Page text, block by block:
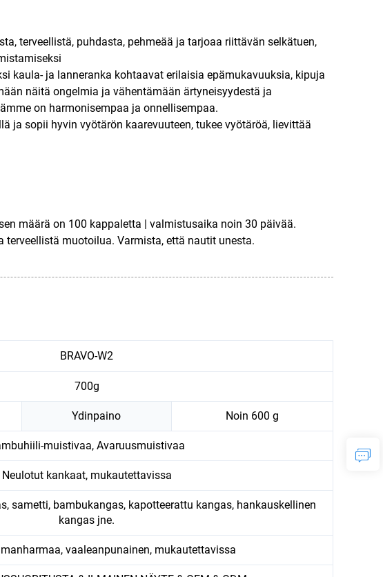
terveellistä, puhdasta, pehmeää ja tarjoaa riittävän selkätuen,
kaula- ja lanneranka kohtaavat erilaisia epämukavuuksia, kipuja
näitä ongelmia ja vähentämään ärtyneisyydestä ja
on harmonisempaa ja onnellisempaa.
ja sopii hyvin vyötärön kaarevuuteen, tukee vyötäröä, lievittää
määrä on 100 kappaletta | valmistusaika noin 30 päivää.
muotoilua. Varmista, että nautit unesta.
BRAVO-W2
700g
Ydinpaino Noin 600 g
muistivaa, Avaruusmuistivaa
Neulotut kankaat, mukautettavissa
sametti, bambukangas, kapotteerattu kangas, hankauskellinen
kangas jne.
vaaleanpunainen, mukautettavissa